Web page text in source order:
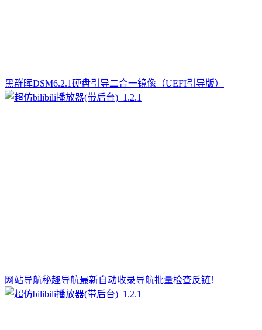
黑群晖DSM6.2.1硬盘引导二合一镜像（UEFI引导版）
网站导航秘趣导航最新自动收录导航批量检查反链！